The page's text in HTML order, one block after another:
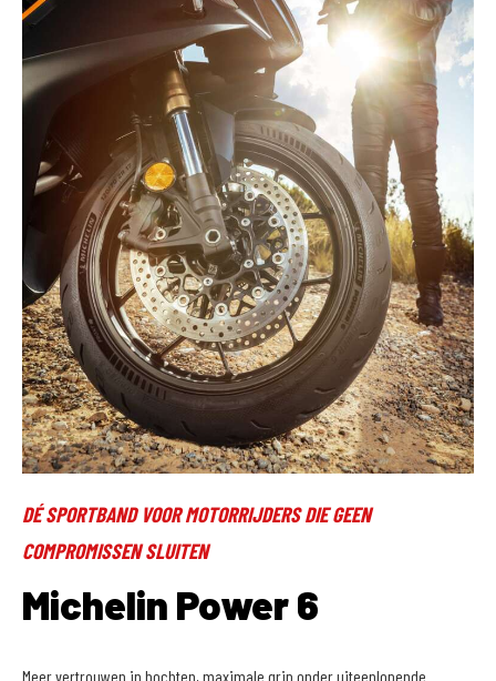
DÉ SPORTBAND VOOR MOTORRIJDERS DIE GEEN
COMPROMISSEN SLUITEN
Michelin Power 6
Meer vertrouwen in bochten, maximale grip onder uiteenlopende